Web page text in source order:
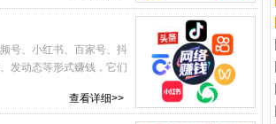
号、小红书、百家号、抖
发动态等形式赚钱，它们
查看详细>>